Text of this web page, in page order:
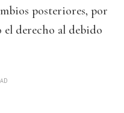
posteriores, por
el derecho al debido